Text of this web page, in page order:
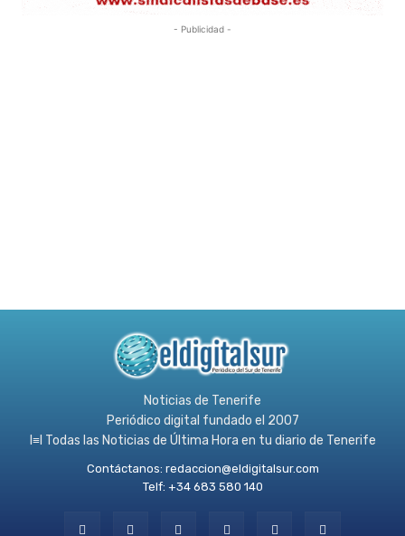
- Publicidad -
Noticias de Tenerife
Periódico digital fundado el 2007
l≡l Todas las Noticias de Última Hora en tu diario de Tenerife
Contáctanos: redaccion@eldigitalsur.com
Telf: +34 683 580 140